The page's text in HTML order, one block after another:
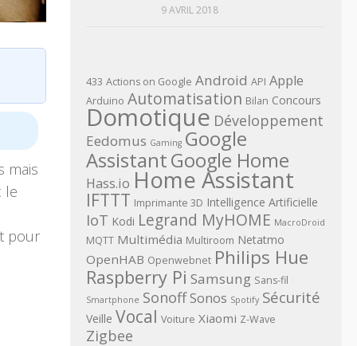
mais
le
pour
9 AVRIL 2018
433 Actions on Google Android API Apple
Arduino Automatisation Bilan Concours
Domotique Développement
Eedomus Gaming Google
AssistantGoogle Home
Hass.io Home Assistant
IFTTT Imprimante 3D Intelligence Artificielle
IoT Kodi Legrand MyHOME MacroDroid
MQTT Multimédia Multiroom Netatmo
OpenHAB Openwebnet Philips Hue
Raspberry Pi Samsung Sans-fil
Smartphone SonoffSonos Spotify Sécurité
Veille Vocal Voiture Xiaomi Z-Wave
Zigbee